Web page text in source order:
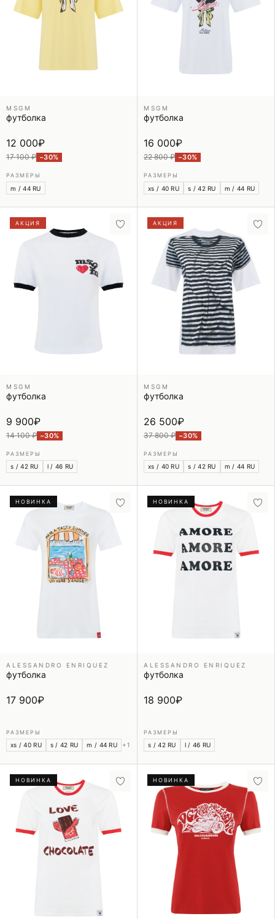
MSGM
футболка
12 000₽
17 100 ₽ −30%
РАЗМЕРЫ
m / 44 RU
MSGM
футболка
16 000₽
22 800 ₽ −30%
РАЗМЕРЫ
xs / 40 RU s / 42 RU m / 44 RU
АКЦИЯ
MSGM
футболка
9 900₽
14 100 ₽ −30%
РАЗМЕРЫ
s / 42 RU l / 46 RU
АКЦИЯ
MSGM
футболка
26 500₽
37 800 ₽ −30%
РАЗМЕРЫ
xs / 40 RU s / 42 RU m / 44 RU
НОВИНКА
ALESSANDRO ENRIQUEZ
футболка
17 900₽
РАЗМЕРЫ
xs / 40 RU s / 42 RU m / 44 RU +1
НОВИНКА
ALESSANDRO ENRIQUEZ
футболка
18 900₽
РАЗМЕРЫ
s / 42 RU l / 46 RU
НОВИНКА НОВИНКА